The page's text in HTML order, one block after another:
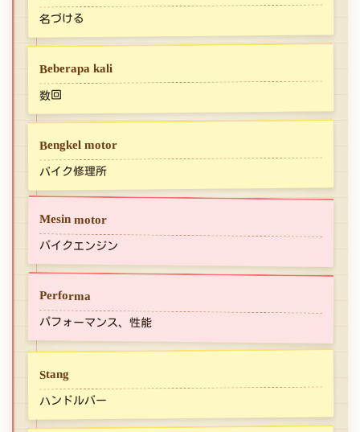
名づける
Beberapa kali
数回
Bengkel motor
バイク修理所
Mesin motor
バイクエンジン
Performa
パフォーマンス、性能
Stang
ハンドルバー